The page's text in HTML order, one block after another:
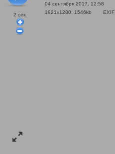
2 сек.
04 сентября 2017, 12:58
1921x1280, 1546kb
EXIF